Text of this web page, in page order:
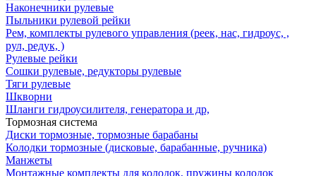
Наконечники рулевые
Пыльники рулевой рейки
Рем, комплекты рулевого управления (реек, нас, гидроус, ,
рул, редук, )
Рулевые рейки
Сошки рулевые, редукторы рулевые
Тяги рулевые
Шкворни
Шланги гидроусилителя, генератора и др,
Тормозная система
Диски тормозные, тормозные барабаны
Колодки тормозные (дисковые, барабанные, ручника)
Манжеты
Монтажные комплекты для колодок, пружины колодок